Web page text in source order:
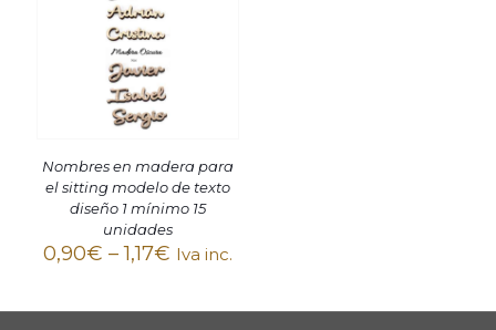
Nombres en madera para
el sitting modelo de texto
diseño 1 mínimo 15
unidades
0,90€ –1,17€ Iva inc.